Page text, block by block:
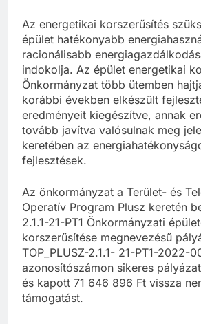
Az energetikai korszerűsítés
épület hatékonyabb
racionálisabb
indokolja. Az épület energetikai
Önkormányzat több ütemben
korábbi években elkészült
eredményeit kiegészítve, annak
tovább javítva valósulnak meg
keretében az
fejlesztések.
Az önkormányzat a Terület- és
Operatív Program Plusz keretén
2.1.1-21-PT1 Önkormányzati
korszerűsítése megnevezésű
TOP_PLUSZ-2.1.1- 21-PT1-2022-
azonosítószámon sikeres
és kapott 71 646 896 Ft vissza
támogatást.